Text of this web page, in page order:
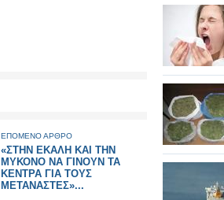
ΕΠΟΜΕΝΟ ΑΡΘΡΟ
«ΣΤΗΝ ΕΚΑΛΗ ΚΑΙ ΤΗΝ
ΜΥΚΟΝΟ ΝΑ ΓΙΝΟΥΝ ΤΑ
ΚΕΝΤΡΑ ΓΙΑ ΤΟΥΣ
ΜΕΤΑΝΑΣΤΕΣ»...